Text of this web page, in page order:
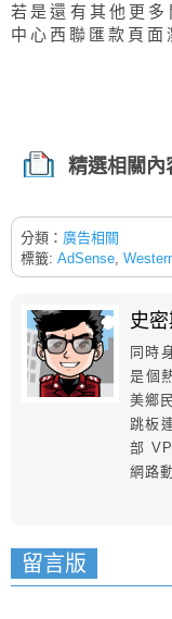
若是還有其他更
中心西聯匯款頁面
精選相關內
分類： 廣告相關
標籤: AdSense,
史
同時
是個
美鄉
跳板
部
網路
留言版